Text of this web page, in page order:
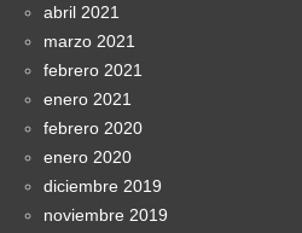
abril 2021
marzo 2021
febrero 2021
enero 2021
febrero 2020
enero 2020
diciembre 2019
noviembre 2019